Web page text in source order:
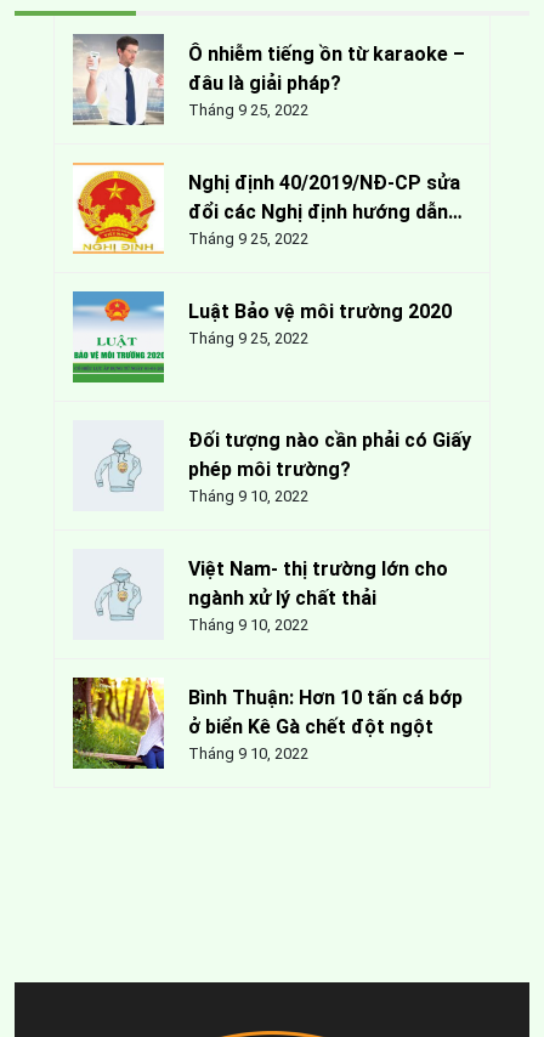
Ô nhiễm tiếng ồn từ karaoke –
đâu là giải pháp?
Tháng 9 25, 2022
Nghị định 40/2019/NĐ-CP sửa
đổi các Nghị định hướng dẫn
Luật Bảo vệ môi trường
Tháng 9 25, 2022
Luật Bảo vệ môi trường 2020
Tháng 9 25, 2022
Đối tượng nào cần phải có Giấy
phép môi trường?
Tháng 9 10, 2022
Việt Nam- thị trường lớn cho
ngành xử lý chất thải
Tháng 9 10, 2022
Bình Thuận: Hơn 10 tấn cá bớp
ở biển Kê Gà chết đột ngột
Tháng 9 10, 2022